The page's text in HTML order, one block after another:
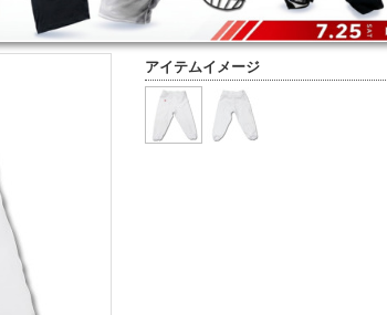
アイテムイメージ